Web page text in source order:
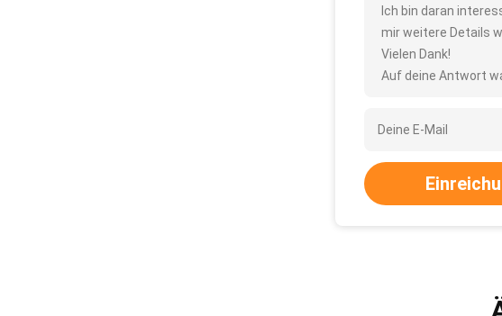
Ich bin daran
mir weitere Details
Vielen Dank!
Auf deine Antwort